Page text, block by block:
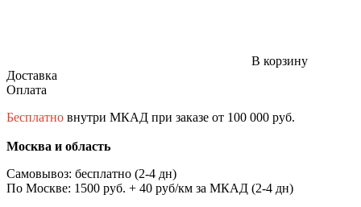
В корзину
Доставка
Оплата
Бесплатно внутри МКАД при заказе от 100 000 руб.
Москва и область
Самовывоз: бесплатно (2-4 дн)
По Москве: 1500 руб. + 40 руб/км за МКАД (2-4 дн)